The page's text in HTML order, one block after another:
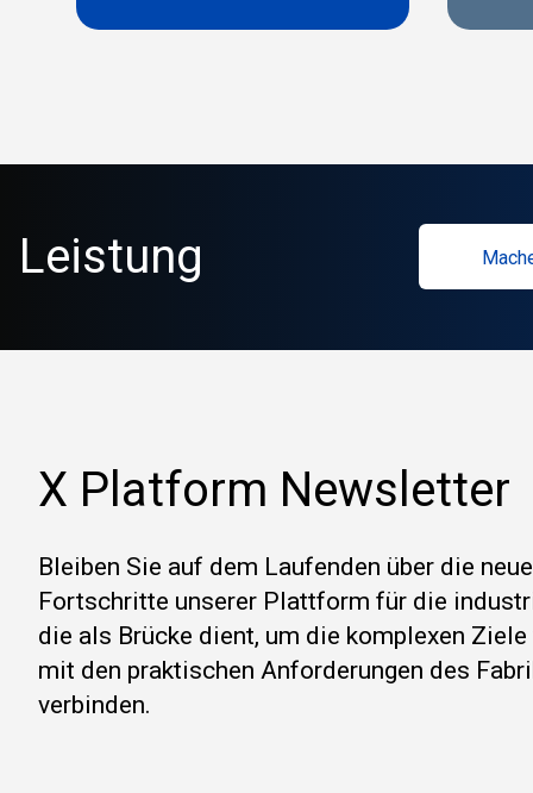
Leistung
X Platform Newsletter
Bleiben Sie auf dem Laufenden über die
Fortschritte unserer Plattform für die
die als Brücke dient, um die komplexen
mit den praktischen Anforderungen des
verbinden.